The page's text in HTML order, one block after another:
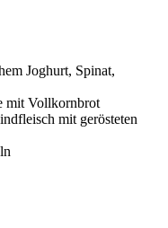
Joghurt, Spinat,
mit Vollkornbrot
mit gerösteten